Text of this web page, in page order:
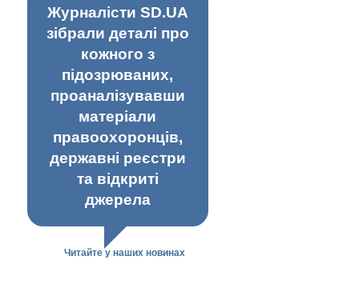
Журналісти SD.UA
зібрали деталі про
кожного з
підозрюваних,
проаналізувавши
матеріали
правоохоронців,
державні реєстри
та відкриті
джерела
Читайте у наших новинах